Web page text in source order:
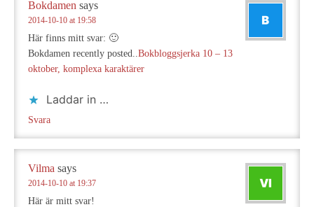
Bokdamen says
2014-10-10 at 19:58
Här finns mitt svar: 🙂
Bokdamen recently posted..Bokbloggsjerka 10 – 13
oktober, komplexa karaktärer
Laddar in …
Svara
Vilma says
2014-10-10 at 19:37
Här är mitt svar!